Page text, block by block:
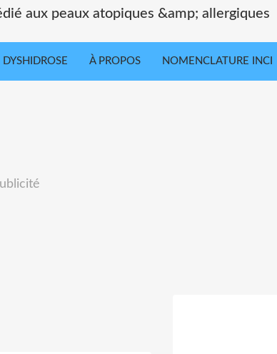
aux peaux atopiques &amp; allergiques
DYSHIDROSE À PROPOS NOMENCLATURE INCI